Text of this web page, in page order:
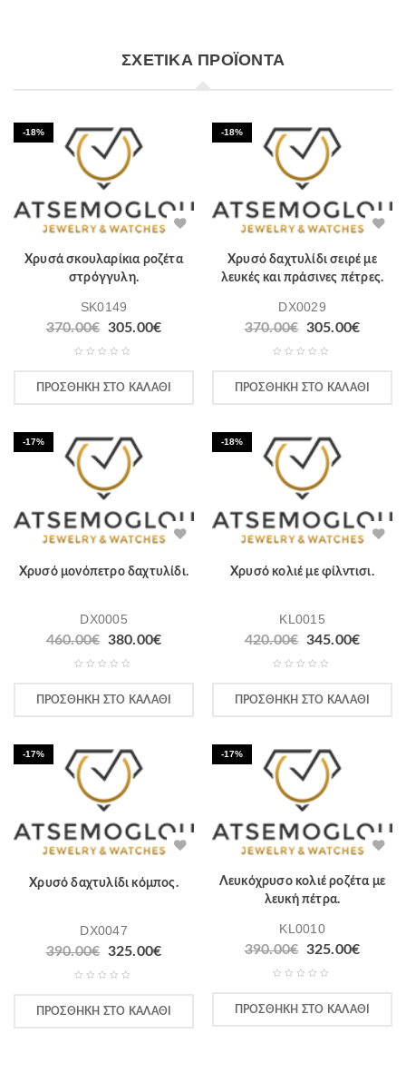
ΣΧΕΤΙΚΆ ΠΡΟΪΌΝΤΑ
-18%
Χρυσά σκουλαρίκια ροζέτα
στρόγγυλη.
SK0149
370.00€ 305.00€
ΠΡΟΣΘΉΚΗ ΣΤΟ ΚΑΛΆΘΙ
-18%
Χρυσό δαχτυλίδι σειρέ με
λευκές και πράσινες πέτρες.
DX0029
370.00€ 305.00€
ΠΡΟΣΘΉΚΗ ΣΤΟ ΚΑΛΆΘΙ
-17%
Χρυσό μονόπετρο δαχτυλίδι.
DX0005
460.00€ 380.00€
ΠΡΟΣΘΉΚΗ ΣΤΟ ΚΑΛΆΘΙ
-18%
Χρυσό κολιέ με φίλντισι.
KL0015
420.00€ 345.00€
ΠΡΟΣΘΉΚΗ ΣΤΟ ΚΑΛΆΘΙ
-17%
Χρυσό δαχτυλίδι κόμπος.
DX0047
390.00€ 325.00€
ΠΡΟΣΘΉΚΗ ΣΤΟ ΚΑΛΆΘΙ
-17%
Λευκόχρυσο κολιέ ροζέτα με
λευκή πέτρα.
KL0010
390.00€ 325.00€
ΠΡΟΣΘΉΚΗ ΣΤΟ ΚΑΛΆΘΙ